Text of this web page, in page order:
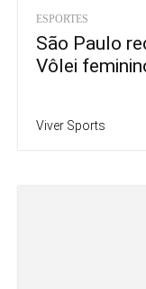
ESPORTES
São Paulo
Vôlei
Viver Sports